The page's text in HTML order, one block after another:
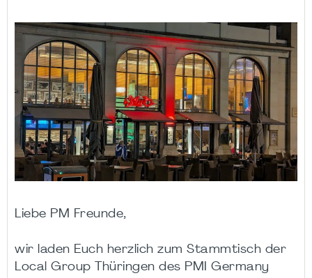
Liebe PM Freunde,
wir laden Euch herzlich zum Stammtisch der
Local Group Thüringen des PMI Germany